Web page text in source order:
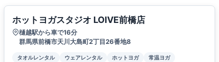
ホットヨガスタジオ LOIVE前橋店
樋越駅から車で16分
群馬県前橋市天川大島町2丁目26番地8
タオルレンタル ウェアレンタル ホットヨガ
常温ヨガ